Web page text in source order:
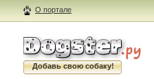
О портале
Добавь свою собаку!